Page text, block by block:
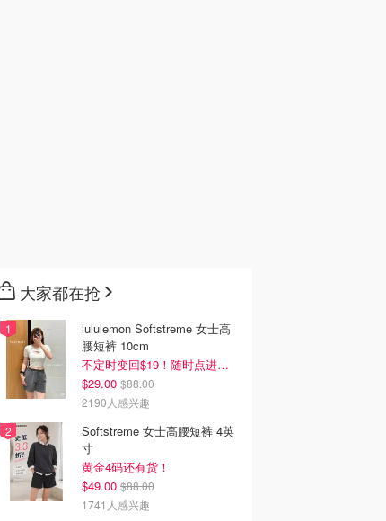
大家都在抢
lululemon Softstreme 女士高
腰短裤 10cm
不定时变回$19！随时点进来看
$29.00 $88.00
2190人感兴趣
Softstreme 女士高腰短裤 4英
寸
黄金4码还有货！
$49.00 $88.00
1741人感兴趣